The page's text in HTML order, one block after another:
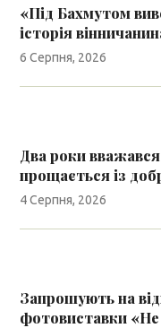
«Під Бахмутом
історія
6 Серпня, 2026
Два роки
прощається із
4 Серпня, 2026
Запрошують на
фотовиставки «Не